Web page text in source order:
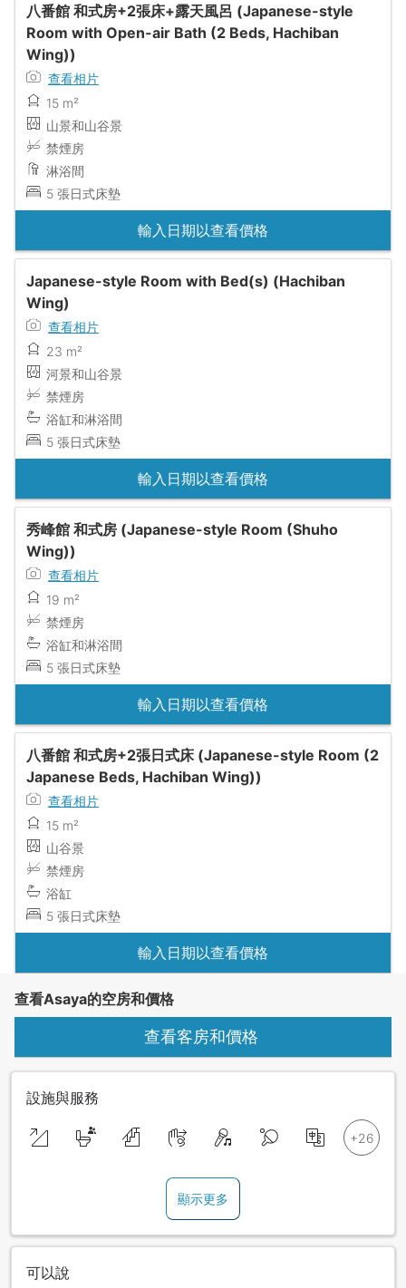
八番館 和式房+2張床+露天風呂 (Japanese-style
Room with Open-air Bath (2 Beds, Hachiban
Wing))
查看相片
15 m²
山景和山谷景
禁煙房
淋浴間
5 張日式床墊
輸入日期以查看價格
Japanese-style Room with Bed(s) (Hachiban
Wing)
查看相片
23 m²
河景和山谷景
禁煙房
浴缸和淋浴間
5 張日式床墊
輸入日期以查看價格
秀峰館 和式房 (Japanese-style Room (Shuho
Wing))
查看相片
19 m²
禁煙房
浴缸和淋浴間
5 張日式床墊
輸入日期以查看價格
八番館 和式房+2張日式床 (Japanese-style Room (2
Japanese Beds, Hachiban Wing))
查看相片
15 m²
山谷景
禁煙房
浴缸
5 張日式床墊
輸入日期以查看價格
查看Asaya的空房和價格
查看客房和價格
設施與服務
顯示更多
可以說